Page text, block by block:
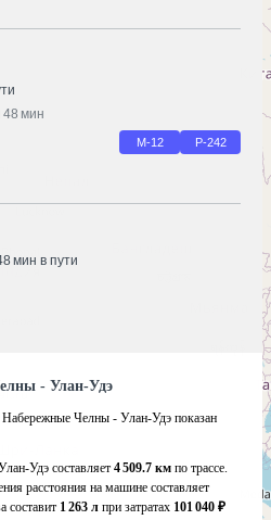
48 мин
М-12 Р-242
мин в пути
- Улан-Удэ
Челны - Улан-Удэ показан
Удэ составляет 4 509.7 км по трассе.
расстояния на машине составляет
составит 1 263 л при затратах 101 040 ₽